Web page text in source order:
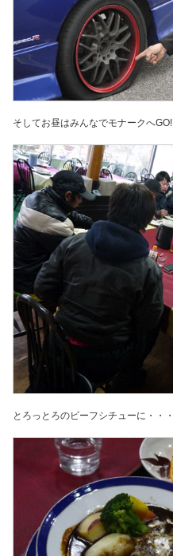
そしてお昼はみんなでモナークへGO!
とろっとろのビーフシチューに・・・